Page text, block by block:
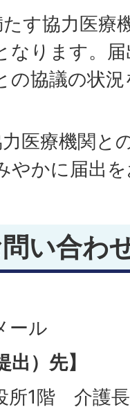
す協力医療
なります。
の協議の状
医療機関と
やかに届出
い合わ
ール
出）先】
所1階 介護